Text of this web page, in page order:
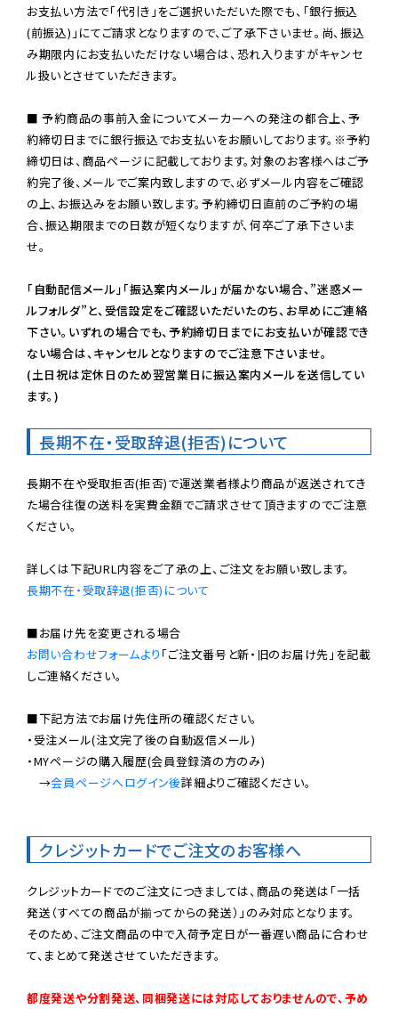
お支払い方法で「代引き」をご選択いただいた際でも、「銀行振込
(前振込)」にてご請求となりますので、ご了承下さいませ。尚、振込
み期限内にお支払いただけない場合は、恐れ入りますがキャンセ
ル扱いとさせていただきます。
■ 予約商品の事前入金についてメーカーへの発注の都合上、予
約締切日までに銀行振込でお支払いをお願いしております。※予約
締切日は、商品ページに記載しております。対象のお客様へはご予
約完了後、メールでご案内致しますので、必ずメール内容をご確認
の上、お振込みをお願い致します。予約締切日直前のご予約の場
合、振込期限までの日数が短くなりますが、何卒ご了承下さいま
せ。
「自動配信メール」「振込案内メール」が届かない場合、”迷惑メー
ルフォルダ”と、受信設定をご確認いただいたのち、お早めにご連絡
下さい。いずれの場合でも、予約締切日までにお支払いが確認でき
ない場合は、キャンセルとなりますのでご注意下さいませ。
(土日祝は定休日のため翌営業日に振込案内メールを送信してい
ます。)
長期不在・受取辞退(拒否)について
長期不在や受取拒否(拒否)で運送業者様より商品が返送されてき
た場合往復の送料を実費金額でご請求させて頂きますのでご注意
ください。
長期不在・受取辞退(拒否)について
お問い合わせフォームより 「ご注文番号と新・旧のお届け先」を記載
しご連絡ください。
■下記方法でお届け先住所の確認ください。
・受注メール(注文完了後の自動返信メール)
・MYページの購入履歴(会員登録済の方のみ)
→会員ページへログイン後詳細よりご確認ください。
クレジットカードでご注文のお客様へ
クレジットカードでのご注文につきましては、商品の発送は「一括
発送（すべての商品が揃ってからの発送）」のみ対応となります。
そのため、ご注文商品の中で入荷予定日が一番遅い商品に合わせ
て、まとめて発送させていただきます。
都度発送や分割発送、同梱発送には対応しておりませんので、予め